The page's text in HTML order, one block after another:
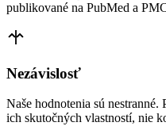
publikované na PubMed a
Nezávislosť
Naše hodnotenia sú
ich skutočných vlastností, nie